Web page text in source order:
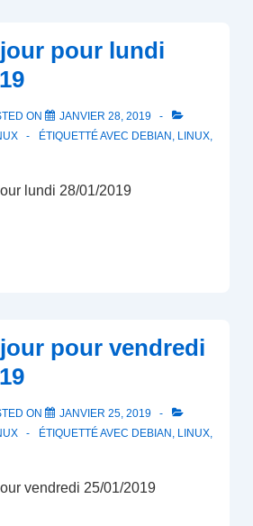
pour lundi
ON
JANVIER 28, 2019
ÉTIQUETTÉ AVEC DEBIAN , LINUX,
lundi 28/01/2019
pour vendredi
ON
JANVIER 25, 2019
ÉTIQUETTÉ AVEC DEBIAN , LINUX,
vendredi 25/01/2019